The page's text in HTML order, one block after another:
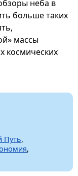
неба в
больше таких
массы
космических
Путь,
,